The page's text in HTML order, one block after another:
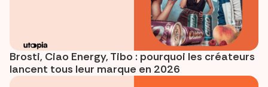
Brosti, Ciao Energy, Tibo : pourquoi les créateurs
lancent tous leur marque en 2026